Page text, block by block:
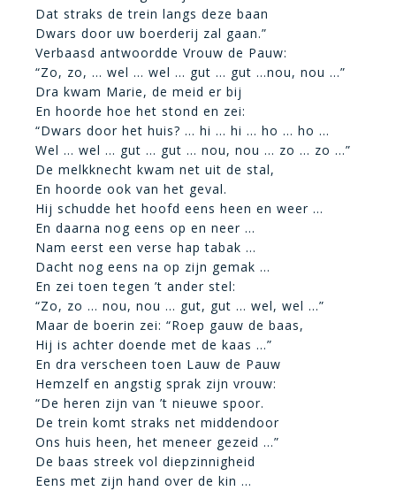
Dat straks de trein langs deze baan
Dwars door uw boerderij zal gaan.”
Verbaasd antwoordde Vrouw de Pauw:
“Zo, zo, … wel … wel … gut … gut …nou, nou …”
Dra kwam Marie, de meid er bij
En hoorde hoe het stond en zei:
“Dwars door het huis? … hi … hi … ho … ho …
Wel … wel … gut … gut … nou, nou … zo … zo …”
De melkknecht kwam net uit de stal,
En hoorde ook van het geval.
Hij schudde het hoofd eens heen en weer …
En daarna nog eens op en neer …
Nam eerst een verse hap tabak …
Dacht nog eens na op zijn gemak …
En zei toen tegen ’t ander stel:
“Zo, zo … nou, nou … gut, gut … wel, wel …”
Maar de boerin zei: “Roep gauw de baas,
Hij is achter doende met de kaas …”
En dra verscheen toen Lauw de Pauw
Hemzelf en angstig sprak zijn vrouw:
“De heren zijn van ’t nieuwe spoor.
De trein komt straks net middendoor
Ons huis heen, het meneer gezeid …”
De baas streek vol diepzinnigheid
Eens met zijn hand over de kin …